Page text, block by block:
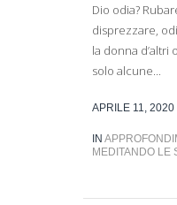
Dio odia?
disprezzare,
la donna d’altri
solo alcune...
APRILE 11, 2020
IN
MEDITANDO LE